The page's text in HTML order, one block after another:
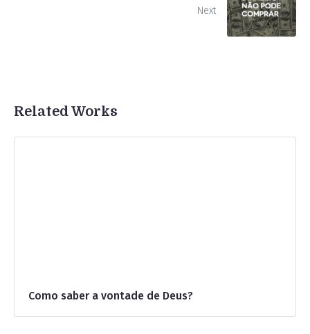
Next
Related Works
Como saber a vontade de Deus?